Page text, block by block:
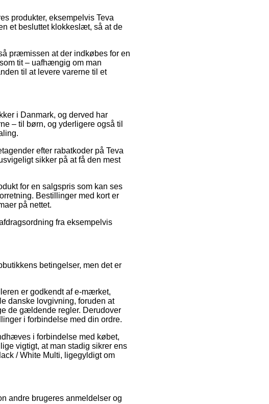
produkter, eksempelvis Teva
et besluttet klokkeslæt, så at de
præmissen at der indkøbes for en
tit – uafhængig om man
til at levere varerne til et
i Danmark, og derved har
– til børn, og yderligere også til
efter rabatkoder på Teva
sikker på at få den mest
for en salgspris som kan ses
Bestillinger med kort er
på nettet.
fra eksempelvis
betingelser, men det er
er godkendt af e-mærket,
danske lovgivning, foruden at
de gældende regler. Derudover
i forbindelse med din ordre.
i forbindelse med købet,
vigtigt, at man stadig sikrer ens
/ White Multi, ligegyldigt om
andre brugeres anmeldelser og